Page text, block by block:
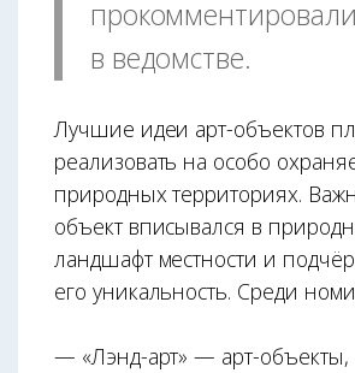
прокомментировали
в ведомстве.
Лучшие идеи арт-объектов
реализовать на особо
природных территориях.
объект вписывался в
ландшафт местности и
его уникальность. Среди
— «Лэнд-арт» — арт-объекты,